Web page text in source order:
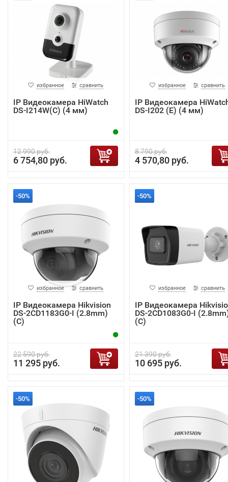
избранное сравнить
IP Видеокамера HiWatch
DS-I214W(С) (4 мм)
12 990 руб.
6 754,80 руб.
избранное сравнить
IP Видеокамера
DS-I202 (E) (4 мм)
8 790 руб.
4 570,80 руб.
-50%
избранное сравнить
IP Видеокамера Hikvision
DS-2CD1183G0-I (2.8mm)
(C)
22 590 руб.
11 295 руб.
-50%
избранное сравнить
IP Видеокамера
DS-2CD1083G0-I
(C)
21 390 руб.
10 695 руб.
-50% -50%